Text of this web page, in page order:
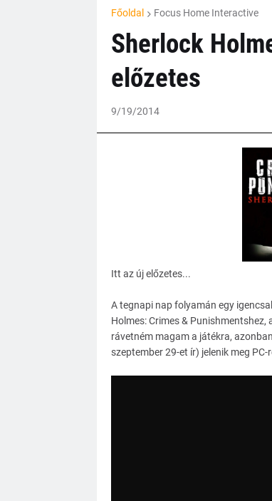
Főoldal Focus Home Interactive
Sherlock
előzetes
9/19/2014
Itt az új előzetes...
A tegnapi nap folyamán egy
Holmes: Crimes &
rávetném magam a játékra,
szeptember 29-et ír) jelenik meg PC-